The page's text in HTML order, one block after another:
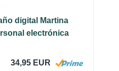
digital Martina
electrónica
34,95 EUR